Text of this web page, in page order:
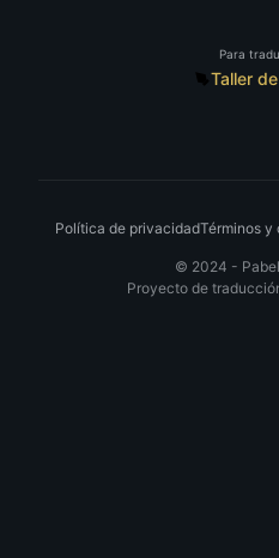
Para
Taller
Política de privacidadTérminos y
© 2024 -
Proyecto de